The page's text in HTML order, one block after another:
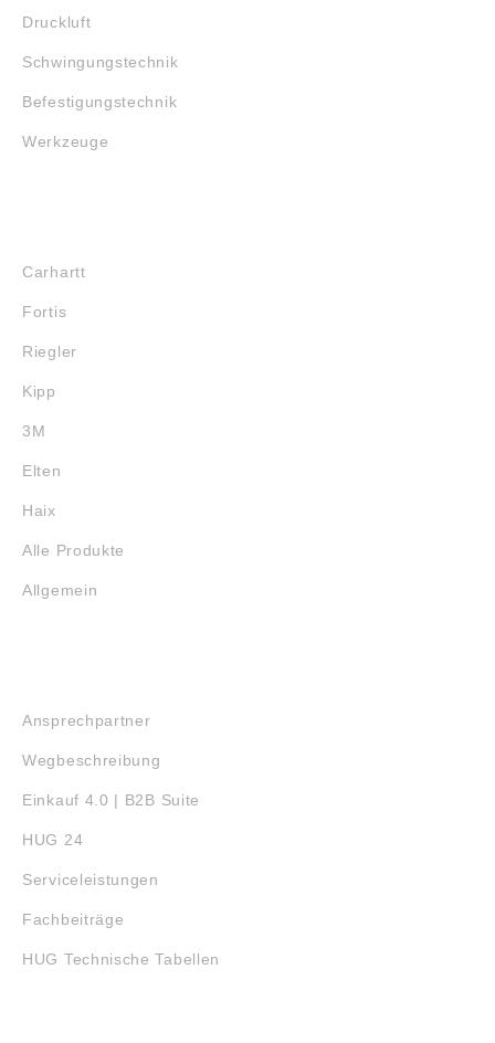
Druckluft
Schwingungstechnik
Befestigungstechnik
Werkzeuge
Carhartt
Fortis
Riegler
Kipp
3M
Elten
Haix
Alle Produkte
Allgemein
Ansprechpartner
Wegbeschreibung
Einkauf 4.0 | B2B Suite
HUG 24
Serviceleistungen
Fachbeiträge
HUG Technische Tabellen